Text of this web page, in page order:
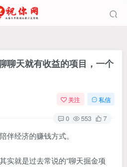
聊天就有收益的项目，一个
关注 私信
0 553 7
伴经济的赚钱方式。
实就是过去常说的“聊天掘金项